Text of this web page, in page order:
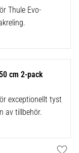
Thule Evo-
cm 2-pack
exceptionellt tyst
av tillbehör.